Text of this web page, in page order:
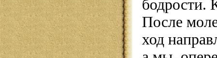
бодрости.
После
ход